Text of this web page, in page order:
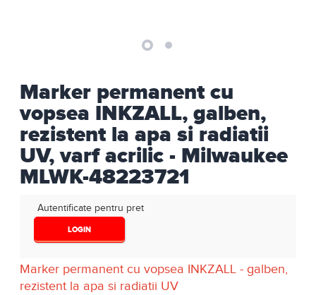
Marker permanent cu
vopsea INKZALL, galben,
rezistent la apa si radiatii
UV, varf acrilic - Milwaukee
MLWK-48223721
Autentificate pentru pret
LOGIN
Marker permanent cu vopsea INKZALL - galben,
rezistent la apa si radiatii UV